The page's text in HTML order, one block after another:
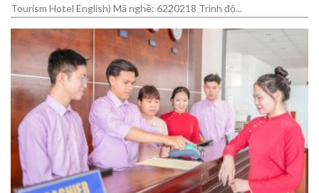
Tourism Hotel English) Mã nghề: 6220218 Trình độ...